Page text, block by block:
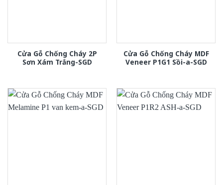
Cửa Gỗ Chống Cháy 2P
Sơn Xám Trắng-SGD
Cửa Gỗ Chống Cháy MDF
Veneer P1G1 Sồi-a-SGD